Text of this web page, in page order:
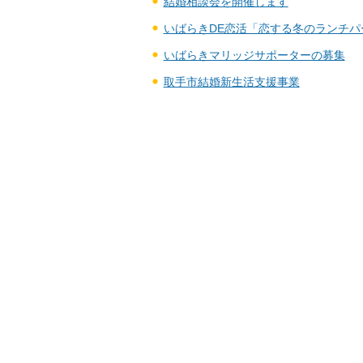
いばらきDE恋活「恋する冬のランチ
いばらきマリッジサポーターの募集
取手市結婚新生活支援事業